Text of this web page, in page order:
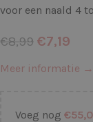
voor een naald 4
€8,99 €7,19
Meer informatie →
Voeg nog €